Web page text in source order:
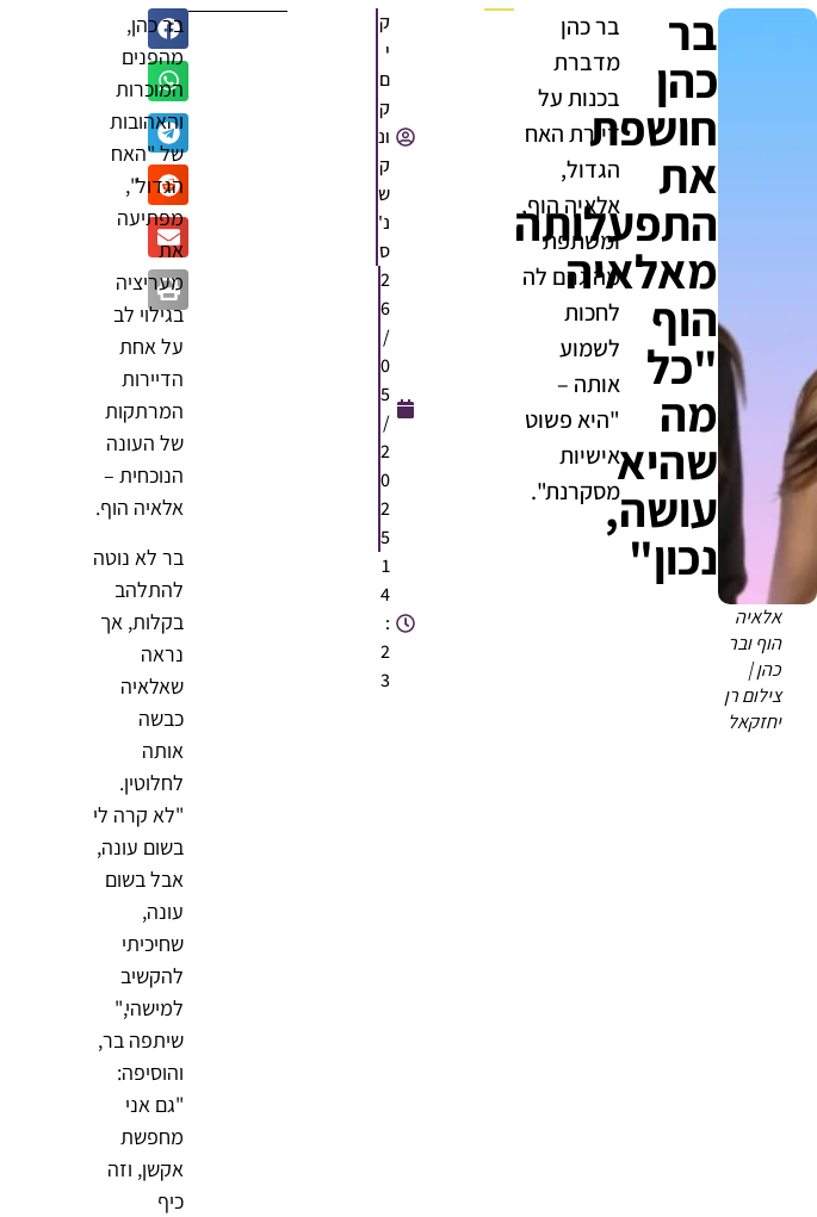
אלאיה
הוף ובר
כהן |
צילום רן
יחזקאל
בר
כהן
חושפת
את
התפעלותה
מאלאיה
הוף
"כל
מה
שהיא
עושה,
נכון"
בר כהן
מדברת
בכנות על
דיירת האח
הגדול,
אלאיה הוף,
ומשתפת
מה גרם לה
לחכות
לשמוע
אותה –
"היא פשוט
אישיות
מסקרנת".
ק
י
ם
ק
ונ
ק
ש
נ'
ס
2
6
/
0
5
/
2
0
2
5
1
4
:
2
3
בר כהן,
מהפנים
המוכרות
והאהובות
של "האח
הגדול",
מפתיעה
את
מעריציה
בגילוי לב
על אחת
הדיירות
המרתקות
של העונה
הנוכחית –
אלאיה הוף.
בר לא נוטה
להתלהב
בקלות, אך
נראה
שאלאיה
כבשה
אותה
לחלוטין.
"לא קרה לי
בשום עונה,
אבל בשום
עונה,
שחיכיתי
להקשיב
למישהי,"
שיתפה בר,
והוסיפה:
"גם אני
מחפשת
אקשן, וזה
כיף